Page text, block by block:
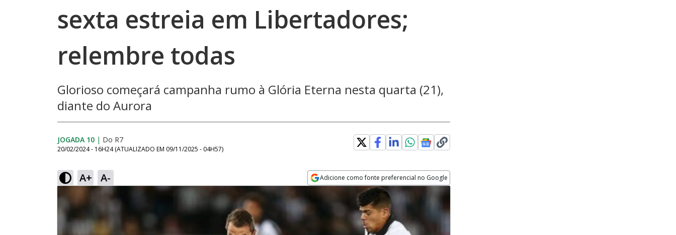
sexta estreia em Libertadores;
relembre todas
Glorioso começará campanha rumo à Glória Eterna nesta quarta (21),
diante do Aurora
JOGADA 10 | Do R7
20/02/2024 - 16H24 (ATUALIZADO EM 09/11/2025 - 04H57)
A+ A- Adicione como fonte preferencial no Google
Opens in new window